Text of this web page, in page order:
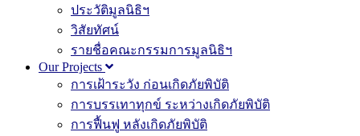
ประวัติมูลนิธิฯ
วิสัยทัศน์
รายชื่อคณะกรรมการมูลนิธิฯ
Our Projects
การเฝ้าระวัง ก่อนเกิดภัยพิบัติ
การบรรเทาทุกข์ ระหว่างเกิดภัยพิบัติ
การฟื้นฟู หลังเกิดภัยพิบัติ